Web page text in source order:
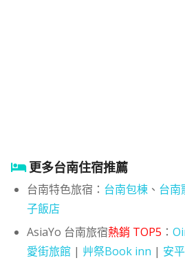
更多台南住宿推薦
台南特色旅宿： 台南包棟、 台南
子飯店
AsiaYo 台南旅宿熱銷 TOP5 ：
愛街旅館| 艸祭Book inn | 安